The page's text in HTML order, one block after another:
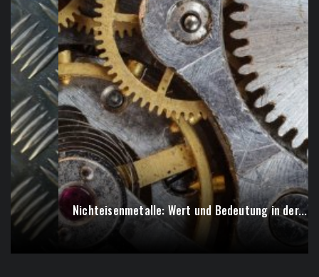
Nichteisenmetalle: Wert und Bedeutung in der...